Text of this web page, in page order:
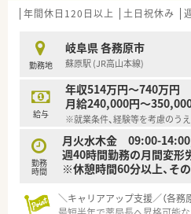
の浅い方でも不安なく業務に
【やりがい/おすすめポイント】
■地域の健康と美を支えるか
貢献を実感しながら日々の業務
■最新の調剤機器が整備され
ることなく専門性を発揮でき
■講習会や学会への参加補助
がら薬剤師としての価値を高め
年間休日120日以上 土日祝休み
勤務地
岐阜県 各務原市
蘇原駅 (JR高山本線)
給与
年収514万円～740万円
月給240,000円～
※就業条件、経験等を考慮のうえ
勤務
時間
月火水木金 09:00-
週40時間勤務の月間変形
※休憩時間60分以上、そ
＼キャリアアップ支援／（各務